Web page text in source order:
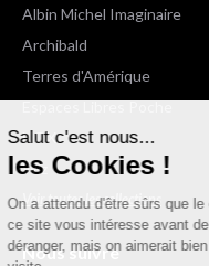
Salut c'est nous...
les Cookies !
On a attendu d'être sûrs que
ce site vous intéresse avant
déranger, mais on aimerait
Albin Michel Imaginaire
Archibald
Terres d'Amérique
Espaces Libres Poche
NOX
Wiz
Voir toutes les collections
Nous suivre